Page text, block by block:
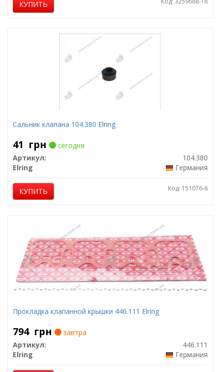
КУПИТЬ
Сальник клапана 104.380 Elring
41 грн
сегодня
Артикул:
104.380
Elring
Германия
КУПИТЬ Код: 151076-6
Прокладка клапанной крышки 446.111 Elring
794 грн
завтра
Артикул:
446.111
Elring
Германия